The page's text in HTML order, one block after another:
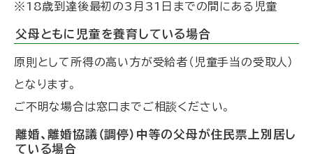
※18歳到達後最初の3月31日までの間にある児童
父母ともに児童を養育している場合
原則として所得の高い方が受給者（児童手当の受取人）
となります。
ご不明な場合は窓口までご相談ください。
離婚、離婚協議（調停）中等の父母が住民票上別居し
ている場合